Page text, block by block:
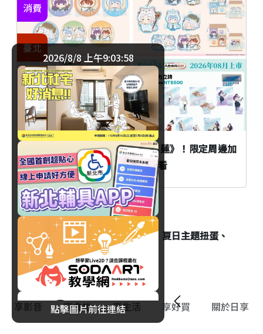
八色烤肉mini聯名《葬送的芙莉蓮》！限定周邊加
價購活動時間、品項與價格一次看
消費
臺北
消費
藏壽司×三麗鷗家族8/7開跑！夏日主題扭蛋、
限定甜點萌翻夏天
2026/8/8 上午9:03:59
點擊圖片前往連結
享影音 享食旅 享生活 享好買 關於日享